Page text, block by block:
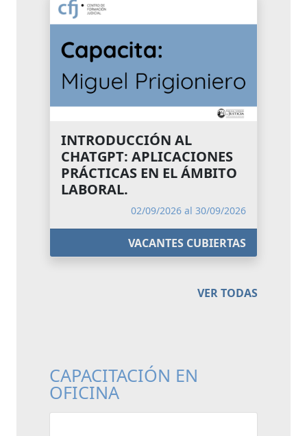
INTRODUCCIÓN AL
CHATGPT: APLICACIONES
PRÁCTICAS EN EL ÁMBITO
LABORAL.
02/09/2026 al 30/09/2026
VACANTES CUBIERTAS
VER TODAS
CAPACITACIÓN EN
OFICINA